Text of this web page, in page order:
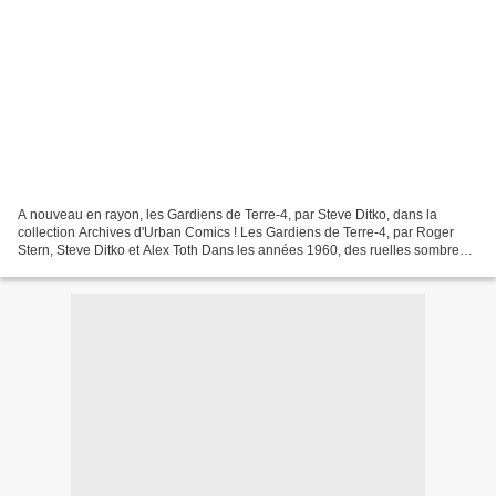
A nouveau en rayon, les Gardiens de Terre-4, par Steve Ditko, dans la
collection Archives d'Urban Comics ! Les Gardiens de Terre-4, par Roger
Stern, Steve Ditko et Alex Toth Dans les années 1960, des ruelles sombres